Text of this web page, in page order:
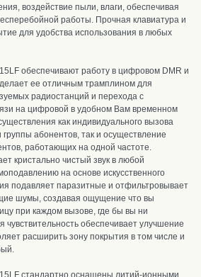
воздействие пыли, влаги, обеспечивая
работы. Прочная клавиатура и
для удобства использования в любых
обеспечивают работу в цифровом DMR и
ее отличным трамплином для
радиостанций и перехода с
на цифровой в удобном Вам временном
как индивидуального вызова
группы абонентов, так и осуществление
работающих на одной частоте.
кристально чистый звук в любой
на основе искусственного
подавляет паразитные и отфильтровывает
шумы, создавая ощущение что вы
при каждом вызове, где бы вы ни
чувствительность обеспечивает улучшение
расширить зону покрытия в том числе и
стандартно оснащены литий-ионными